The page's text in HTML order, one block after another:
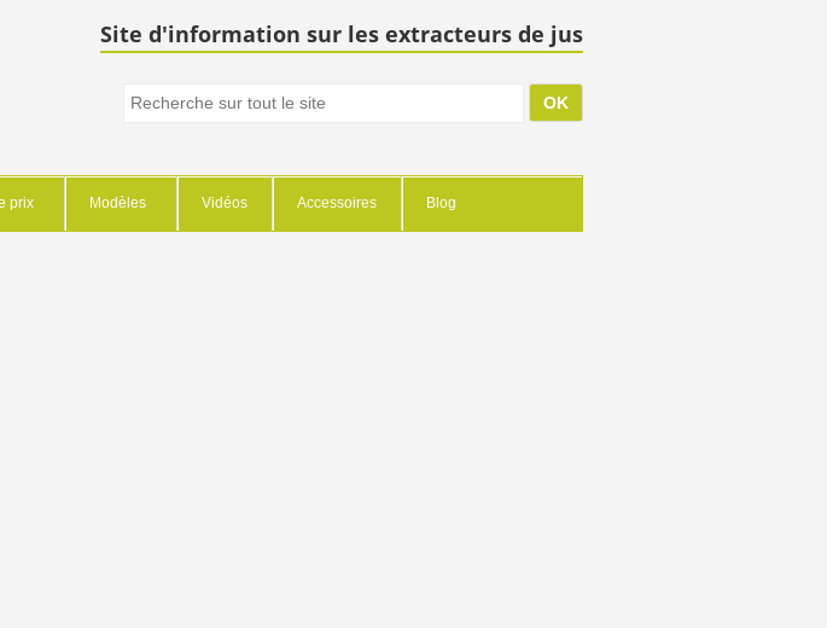
Site d'information sur les extracteurs de jus
prix Modèles Vidéos Accessoires Blog